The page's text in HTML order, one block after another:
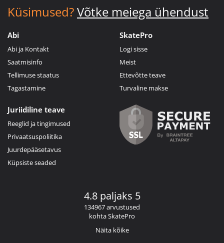
Küsimused?Võtke meiega ühendust
Abi
Abi ja Kontakt
Saatmisinfo
Tellimuse staatus
Tagastamine
SkatePro
Logi sisse
Meist
Ettevõtte teave
Turvaline makse
Juriidiline teave
Reeglid ja tingimused
Privaatsuspoliitika
Juurdepääsetavus
Küpsiste seaded
4.8 paljaks 5
134967 arvustused
kohta SkatePro
Näita kõike